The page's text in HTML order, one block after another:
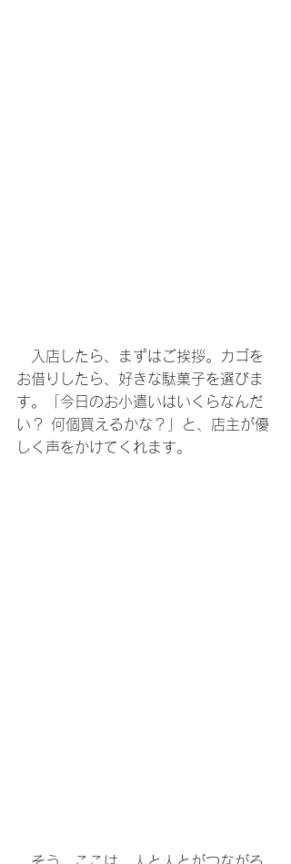
入店したら、まずはご挨拶。カゴを
お借りしたら、好きな駄菓子を選びま
す。「今日のお小遣いはいくらなんだ
い？ 何個買えるかな？」と、店主が優
しく声をかけてくれます。